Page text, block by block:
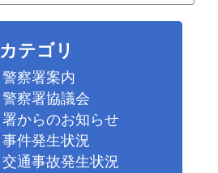
カテゴリ
警察署案内
警察署協議会
署からのお知らせ
事件発生状況
交通事故発生状況